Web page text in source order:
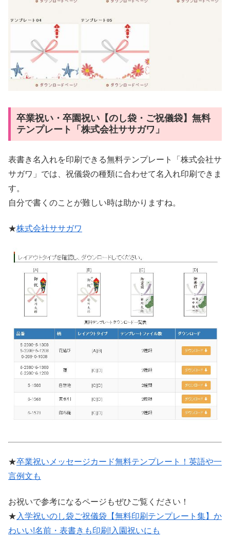
卒業祝い・卒園祝い【のし袋・ご祝儀袋】無料
テンプレート「株式会社ササガワ」
表書き名入れを印刷できる無料テンプレート「株式会社サ
サガワ」では、祝儀袋の種類に合わせて名入れ印刷できま
す。
自分で書くのことが難しい時は助かりますね。
★株式会社ササガワ
★卒業祝いメッセージカード無料テンプレート！英語や一
言例文も
お祝いで参考になるページもぜひご覧ください！
★ 入学祝いのし袋ご祝儀袋【無料印刷テンプレート集】か
わいい!名前・表書きも印刷!入園祝いにも